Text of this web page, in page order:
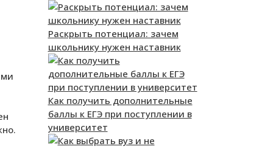
Раскрыть потенциал: зачем
школьнику нужен наставник
Как получить дополнительные
баллы к ЕГЭ при поступлении в
университет